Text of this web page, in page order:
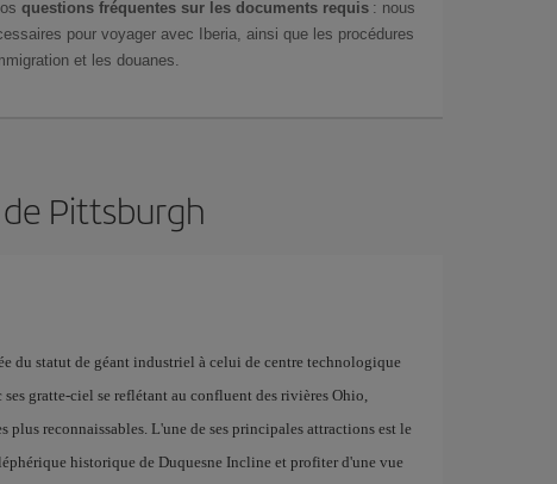
questions fréquentes sur les documents requis : nous
pour voyager avec Iberia, ainsi que les procédures
et les douanes.
Pittsburgh
du statut de géant industriel à celui de centre technologique
gratte-ciel se reflétant au confluent des rivières Ohio,
plus reconnaissables. L'une de ses principales attractions est le
historique de Duquesne Incline et profiter d'une vue